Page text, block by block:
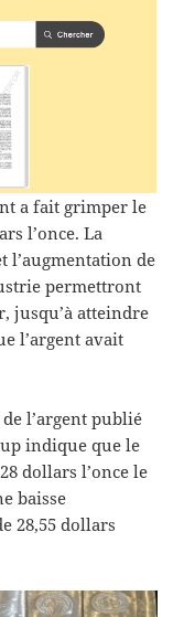
a fait grimper le
l’once. La
l’augmentation de
permettront
jusqu’à atteindre
l’argent avait
l’argent publié
indique que le
dollars l’once le
baisse
28,55 dollars